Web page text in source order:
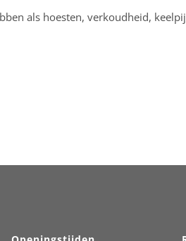
als hoesten, verkoudheid,